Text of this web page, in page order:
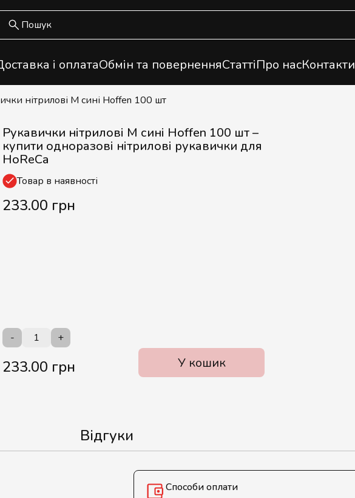
і оплатаОбмін та поверненняСтаттіПро насКонтакти
нітрилові M сині Hoffen 100 шт
Рукавички нітрилові M сині Hoffen 100 шт –
купити одноразові нітрилові рукавички для
HoReCa
Товар в наявності
233.00 грн
- +
233.00 грн У кошик
Відгуки
Способи оплати